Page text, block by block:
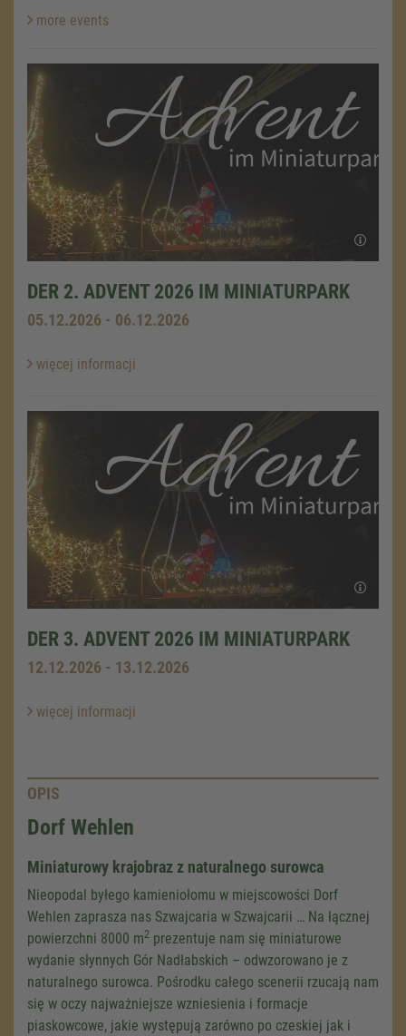
more events
DER 2. ADVENT 2026 IM MINIATURPARK
05.12.2026 - 06.12.2026
więcej informacji
DER 3. ADVENT 2026 IM MINIATURPARK
12.12.2026 - 13.12.2026
więcej informacji
OPIS
Dorf Wehlen
Miniaturowy krajobraz z naturalnego surowca
Nieopodal byłego kamieniołomu w miejscowości Dorf
Wehlen zaprasza nas Szwajcaria w Szwajcarii … Na łącznej
powierzchni 8000 m2 prezentuje nam się miniaturowe
wydanie słynnych Gór Nadłabskich – odwzorowano je z
naturalnego surowca. Pośrodku całego scenerii rzucają nam
się w oczy najważniejsze wzniesienia i formacje
piaskowcowe, jakie występują zarówno po czeskiej jak i